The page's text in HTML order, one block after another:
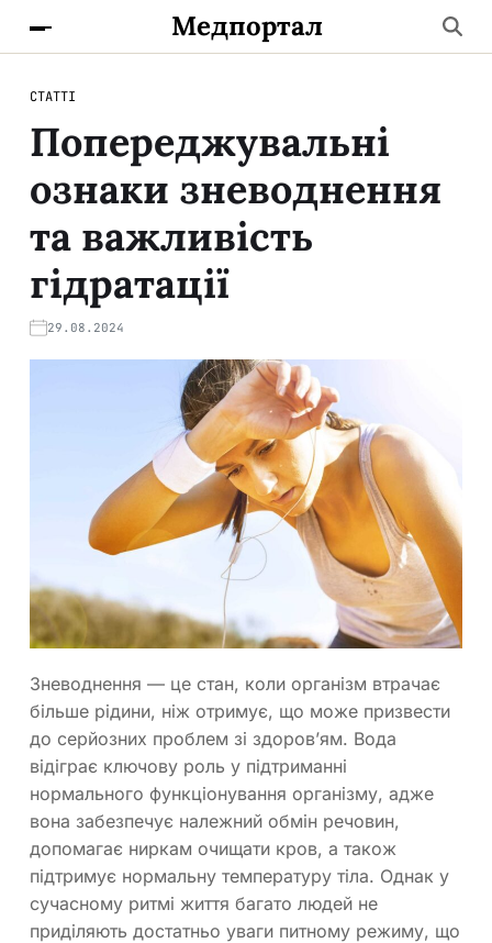
Медпортал
СТАТТІ
Попереджувальні
ознаки зневоднення
та важливість
гідратації
29.08.2024
Зневоднення — це стан, коли організм втрачає
більше рідини, ніж отримує, що може призвести
до серйозних проблем зі здоров’ям. Вода
відіграє ключову роль у підтриманні
нормального функціонування організму, адже
вона забезпечує належний обмін речовин,
допомагає ниркам очищати кров, а також
підтримує нормальну температуру тіла. Однак у
сучасному ритмі життя багато людей не
приділяють достатньо уваги питному режиму, що